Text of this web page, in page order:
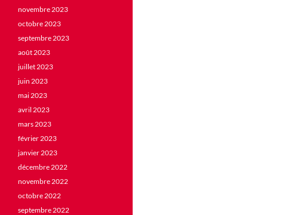
novembre 2023
octobre 2023
septembre 2023
août 2023
juillet 2023
juin 2023
mai 2023
avril 2023
mars 2023
février 2023
janvier 2023
décembre 2022
novembre 2022
octobre 2022
septembre 2022